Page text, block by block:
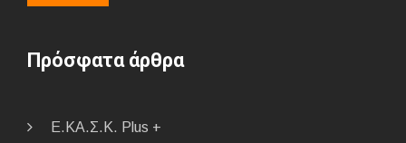
Πρόσφατα άρθρα
E.ΚΑ.Σ.Κ. Plus +